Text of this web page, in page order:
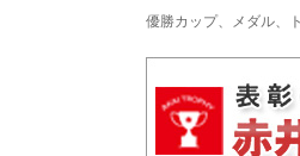
優勝カップ、メダル、